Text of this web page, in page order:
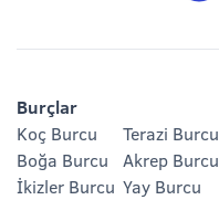
Burçlar
Koç Burcu
Boğa Burcu
İkizler Burcu
Terazi Burcu
Akrep Burcu
Yay Burcu